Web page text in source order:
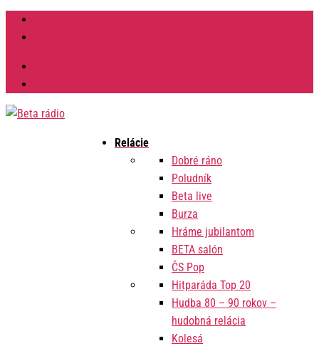
Relácie
Dobré ráno
Poludník
Beta live
Burza
Hráme jubilantom
BETA salón
ČS Pop
Hitparáda Top 20
Hudba 80 – 90 rokov –
hudobná relácia
Kolesá